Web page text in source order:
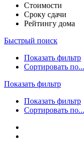
Стоимости
Сроку сдачи
Рейтингу дома
Быстрый поиск
Показать фильтр
Сортировать по...
Показать фильтр
Показать фильтр
Сортировать по...